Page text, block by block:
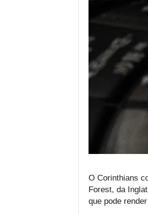
O Corinthians
Forest, da
que pode